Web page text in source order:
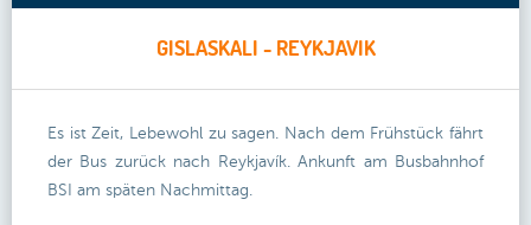
GISLASKALI - REYKJAVIK
Es ist Zeit, Lebewohl zu sagen. Nach dem Frühstück fährt
der Bus zurück nach Reykjavík. Ankunft am Busbahnhof
BSI am späten Nachmittag.